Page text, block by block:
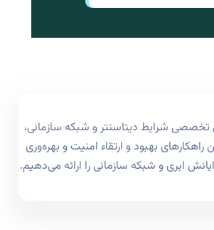
تخصصی شرایط دیتاسنتر و شبکه سازمانی،
بهبود و ارتقاء امنیت و بهره‌وری
ابری و شبکه سازمانی را ارائه می‌دهیم.